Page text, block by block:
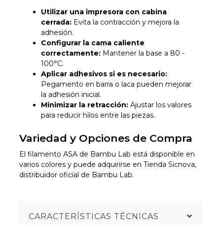
Utilizar una impresora con cabina
cerrada: Evita la contracción y mejora la
adhesión.
Configurar la cama caliente
correctamente: Mantener la base a 80 -
100°C.
Aplicar adhesivos si es necesario:
Pegamento en barra o laca pueden mejorar
la adhesión inicial.
Minimizar la retracción: Ajustar los valores
para reducir hilos entre las piezas.
Variedad y Opciones de Compra
El filamento ASA de Bambu Lab está disponible en
varios colores y puede adquirirse en Tienda Sicnova,
distribuidor oficial de Bambu Lab.
CARACTERÍSTICAS TÉCNICAS